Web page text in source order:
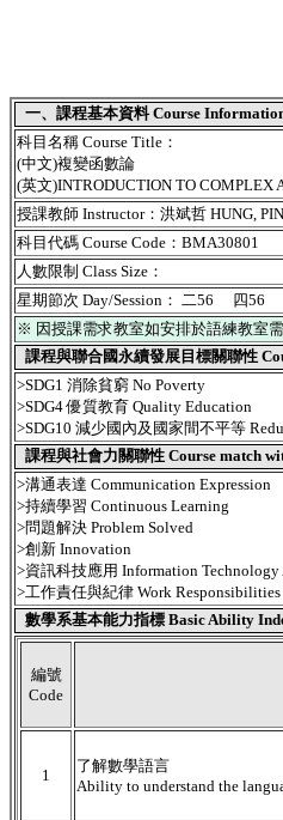
一、課程基本資料 Course
科目名稱 Course Title：
(中文)複變函數論
(英文)INTRODUCTION TO COMPLEX
授課教師 Instructor：洪斌哲 HUNG,
科目代碼 Course Code：BMA30801
人數限制 Class Size：
星期節次 Day/Session： 二56 四56
※ 因授課需求教室如安排於語練教室
課程與聯合國永續發展目標關聯性
>SDG1 消除貧窮 No Poverty
>SDG4 優質教育 Quality Education
>SDG10 減少國內及國家間不平等
課程與社會力關聯性 Course match
>溝通表達 Communication Expression
>持續學習 Continuous Learning
>問題解決 Problem Solved
>創新 Innovation
>資訊科技應用 Information
>工作責任與紀律 Work
數學系基本能力指標 Basic Ability
編號
Code
1
了解數學語言
Ability to understand the